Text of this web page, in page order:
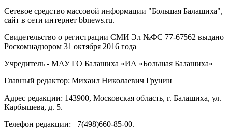
Сетевое средство массовой информации "Большая Балашиха",
сайт в сети интернет bbnews.ru.
Свидетельство о регистрации СМИ Эл №ФС ‎77-67562 выдано
Роскомнадзором 31 октября 2016 года
Учредитель - МАУ ГО Балашиха «ИА «Большая Балашиха»
Главный редактор: Михаил Николаевич Грунин
Адрес редакции: 143900, Московская область, г. Балашиха, ул.
Карбышева, д. 5.
Телефон редакции: +7(498)660-85-00.